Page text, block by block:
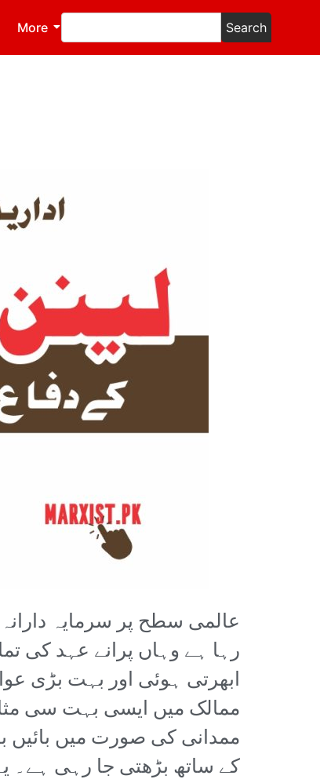
More Search
عالمی سطح پر سرمایہ
رہا ہے وہاں پرانے عہد کی
ابھرتی ہوئی اور بہت بڑی
ممالک میں ایسی بہت سی
ممدانی کی صورت میں بائیں